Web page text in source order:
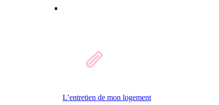
L’entretien de mon logement